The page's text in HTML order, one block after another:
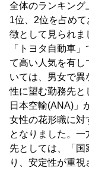
全体のランキング
1位、2位を占め
徴として見られま
「トヨタ自動車
て高い人気を有し
いては、男女で
性に望む勤務先と
日本空輸(ANA)」
女性の花形職に対
となりました。
先としては、「国
り、安定性が重視